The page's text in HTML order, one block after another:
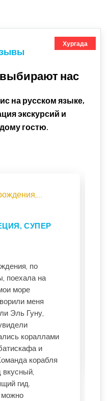
Хургада
нас
на русском языке,
экскурсий и
гостю.
СУПЕР
по
поехала на
море
меня
Эль Гуну,
кораллами
и
корабля
вкусный,
гид.
можно